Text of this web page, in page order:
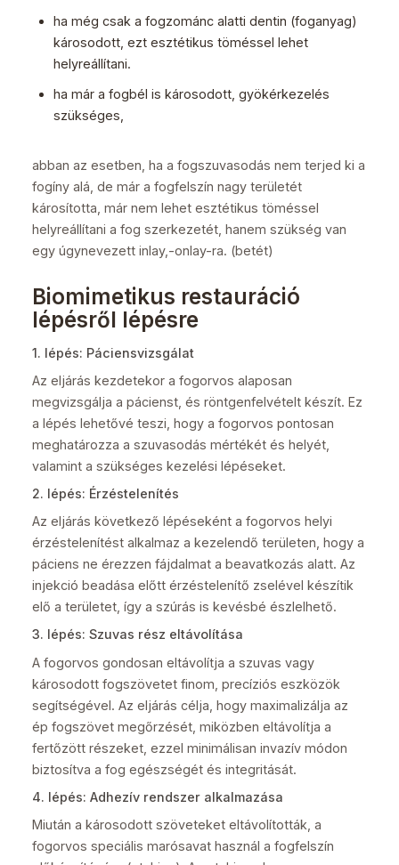
ha még csak a fogzománc alatti dentin (foganyag)
károsodott, ezt esztétikus töméssel lehet
helyreállítani.
ha már a fogbél is károsodott, gyökérkezelés
szükséges,
abban az esetben, ha a fogszuvasodás nem terjed ki a
fogíny alá, de már a fogfelszín nagy területét
károsította, már nem lehet esztétikus töméssel
helyreállítani a fog szerkezetét, hanem szükség van
egy úgynevezett inlay,-onlay-ra. (betét)
Biomimetikus restauráció
lépésről lépésre
1. lépés: Páciensvizsgálat
Az eljárás kezdetekor a fogorvos alaposan
megvizsgálja a pácienst, és röntgenfelvételt készít. Ez
a lépés lehetővé teszi, hogy a fogorvos pontosan
meghatározza a szuvasodás mértékét és helyét,
valamint a szükséges kezelési lépéseket.
2. lépés: Érzéstelenítés
Az eljárás következő lépéseként a fogorvos helyi
érzéstelenítést alkalmaz a kezelendő területen, hogy a
páciens ne érezzen fájdalmat a beavatkozás alatt. Az
injekció beadása előtt érzéstelenítő zselével készítik
elő a területet, így a szúrás is kevésbé észlelhető.
3. lépés: Szuvas rész eltávolítása
A fogorvos gondosan eltávolítja a szuvas vagy
károsodott fogszövetet finom, precíziós eszközök
segítségével. Az eljárás célja, hogy maximalizálja az
ép fogszövet megőrzését, miközben eltávolítja a
fertőzött részeket, ezzel minimálisan invazív módon
biztosítva a fog egészségét és integritását.
4. lépés: Adhezív rendszer alkalmazása
Miután a károsodott szöveteket eltávolították, a
fogorvos speciális marósavat használ a fogfelszín